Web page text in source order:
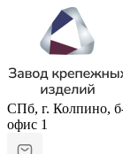
СПб, г. Колпино,
офис 1